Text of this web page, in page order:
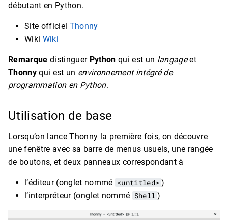
débutant en Python.
Site officiel Thonny
Wiki Wiki
Remarque distinguer Python qui est un langageet
Thonnyqui est un environnement intégré de
programmation en Python.
Utilisation de base
Lorsqu’on lance Thonny la première fois, on découvre
une fenêtre avec sa barre de menus usuels, une rangée
de boutons, et deux panneaux correspondant à
l’éditeur (onglet nommé <untitled> )
l’interpréteur (onglet nommé Shell )